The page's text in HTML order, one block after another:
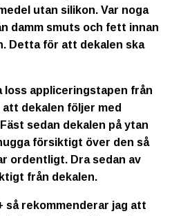
utan silikon. Var noga
damm smuts och fett innan
Detta för att dekalen ska
loss appliceringstapen från
att dekalen följer med
sedan dekalen på ytan
försiktigt över den så
ordentligt. Dra sedan av
från dekalen.
så rekommenderar jag att